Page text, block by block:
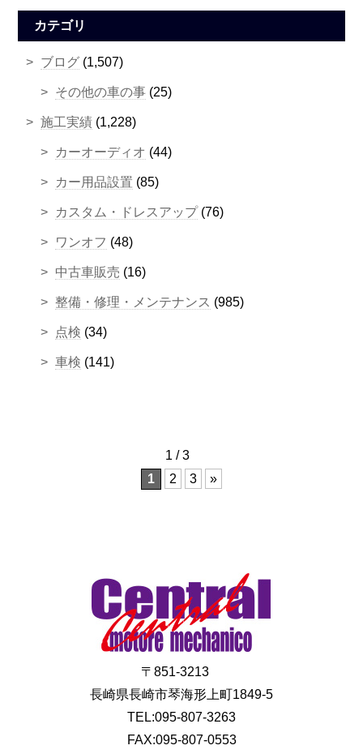
カテゴリ
ブログ (1,507)
その他の車の事 (25)
施工実績 (1,228)
カーオーディオ (44)
カー用品設置 (85)
カスタム・ドレスアップ(76)
ワンオフ (48)
中古車販売 (16)
整備・修理・メンテナンス (985)
点検 (34)
車検 (141)
1 / 3
1
2 3 »
〒851-3213
長崎県長崎市琴海形上町1849-5
TEL:095-807-3263
FAX:095-807-0553